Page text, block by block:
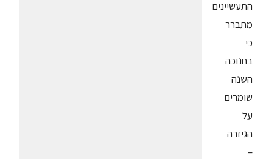
התעשיינים
מתברר
כי
בחנוכה
השנה
שומרים
על
הגיזרה
–